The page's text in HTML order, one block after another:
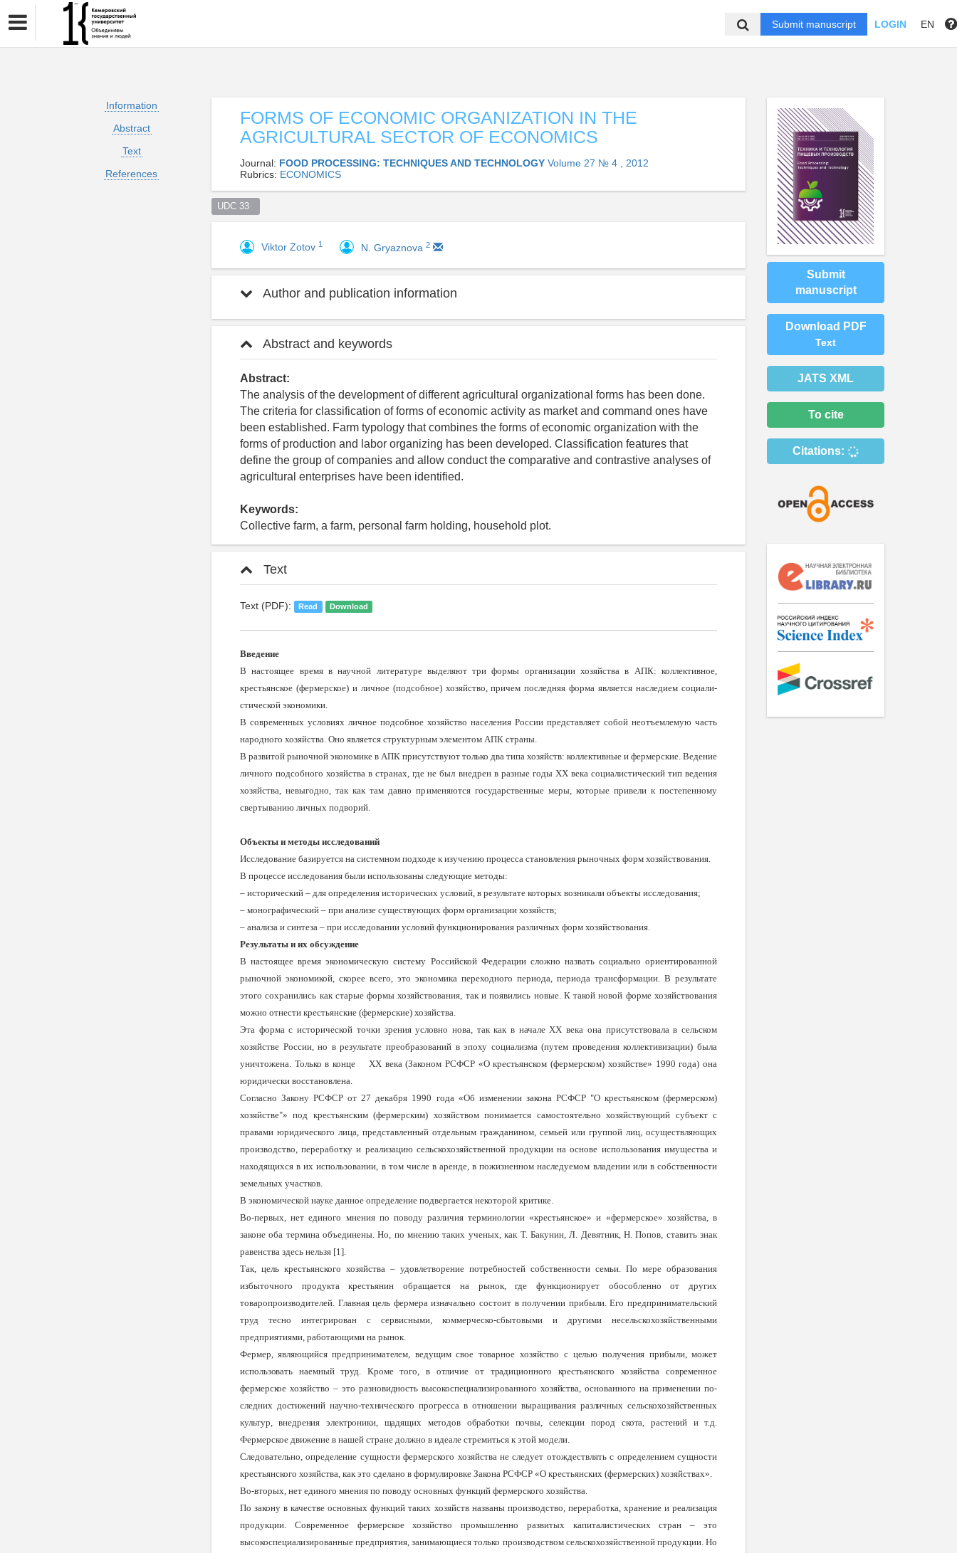
Submit manuscript LOGIN EN
Information
Abstract
Text
References
FORMS OF ECONOMIC ORGANIZATION IN THE
AGRICULTURAL SECTOR OF ECONOMICS
Journal: FOOD PROCESSING: TECHNIQUES AND TECHNOLOGY Volume 27 № 4 , 2012
Rubrics: ECONOMICS
UDC 33
Viktor Zotov 1 N. Gryaznova 2
Author and publication information
Abstract and keywords
Abstract:
The analysis of the development of different agricultural organizational forms has been done.
The criteria for classification of forms of economic activity as market and command ones have
been established. Farm typology that combines the forms of economic organization with the
forms of production and labor organizing has been developed. Classification features that
define the group of companies and allow conduct the comparative and contrastive analyses of
agricultural enterprises have been identified.
Keywords:
Collective farm, a farm, personal farm holding, household plot.
Text
Text (PDF): Read Download
Введение
В настоящее время в научной литературе выде­ляют три формы организации хозяйства в АПК: кол­лективное,
крестьянское (фермерское) и личное (подсобное) хозяйство, причем последняя форма яв­ляется наследием социали­
стической экономики.
В современных условиях личное подсобное хо­зяйство населения России представляет собой неотъ­емлемую часть
народного хозяйства. Оно является структурным элементом АПК страны.
В развитой рыночной экономике в АПК присут­ствуют только два типа хозяйств: коллективные и фермерские. Ведение
личного подсобного хозяйства в странах, где не был внедрен в разные годы ХХ века социалистический тип ведения
хозяйства, невы­годно, так как там давно применяются государствен­ные меры, которые привели к постепен­ному
сверты­ванию личных подворий.
Объекты и методы исследований
Исследование базируется на системном подходе к изучению процесса становления рыночных форм хо­зяйство­вания.
В процессе исследования были использованы следующие методы:
– исторический – для определения исторических условий, в результате которых возникали объекты исследова­ния;
– монографический – при анализе существующих форм организации хозяйств;
– анализа и синтеза – при исследовании условий функционирования различных форм хозяйствования.
Результаты и их обсуждение
В настоящее время экономическую систему Рос­сийской Федерации сложно назвать социально ори­ентированной
рыночной экономикой, скорее всего, это экономика переходного периода, периода транс­формации. В результате
этого сохранились как ста­рые формы хозяйствования, так и появились новые. К такой новой форме хозяйствования
можно отнести крестьянские (фермерские) хозяйства.
Эта форма с исторической точки зрения условно нова, так как в начале ХХ века она присутствовала в сельском
хозяйстве России, но в результате преобра­зований в эпоху социализма (путем проведения кол­лективизации) была
уничтожена. Только в конце ХХ века (Законом РСФСР «О крестьянском (фермер­ском) хозяйстве» 1990 года) она
юридически восста­новлена.
Согласно Закону РСФСР от 27 декабря 1990 года «Об изменении закона РСФСР "О крестьянском (фермерском)
хозяйстве"» под крестьянским (фер­мерским) хозяйством понимается самостоятельно хозяйствующий субъект с
правами юридического лица, представленный отдельным гражданином, семьей или группой лиц, осуществляющих
произ­водство, переработку и реализацию сельскохозяйст­венной продукции на основе использования имуще­ства и
находящихся в их использовании, в том числе в аренде, в пожизненном наследуемом владении или в собственности
земельных участков.
В экономической науке данное определение под­вергается некоторой критике.
Во-первых, нет единого мнения по поводу разли­чия терминологии «крестьянское» и «фермерское» хозяйства, в
законе оба термина объединены. Но, по мнению таких ученых, как Т. Бакунин, Л. Девятник, Н. Попов, ставить знак
равенства здесь нельзя [1].
Так, цель крестьянского хозяйства – удовлетво­рение потребностей собственности семьи. По мере образования
избыточного продукта крестьянин об­ращается на рынок, где функционирует обособленно от других
товаропроизводи­телей. Главная цель фер­мера изначально состоит в получении прибыли. Его предпринимательский
труд тесно интегрирован с сервисными, коммерческо-сбытовыми и другими не­сельскохозяйственными
предприятиями, работаю­щими на рынок.
Фермер, являющийся предпринимателем, веду­щим свое товарное хозяйство с целью получения прибыли, может
использовать наемный труд. Кроме того, в отличие от традиционного крестьянского хозяйства современное
фермерское хозяйство – это разновидность высокоспециализиро­ванного хозяйства, основанного на применении по­
следних достижений научно-технического прогресса в отношении выращивания различных сельскохозяй­ственных
культур, внедрения электроники, щадящих методов обработки почвы, селекции пород скота, растений и т.д.
Фермерское движение в нашей стране должно в идеале стремиться к этой модели.
Следовательно, определение сущности фермер­ского хозяйства не следует отождествлять с опреде­лением сущности
крестьянского хозяйства, как это сделано в формулировке Закона РСФСР «О кресть­янских (фермерских) хозяйствах».
Во-вторых, нет единого мнения по поводу основ­ных функций фермерского хозяйства.
По закону в качестве основных функций таких хозяйств названы производство, переработка, хране­ние и реализация
продукции. Современное фермер­ское хозяйство промышленно развитых капитали­стических стран – это
высокоспециализированные предприятия, занимающиеся только производством сельскохозяйственной продукции. Но
Submit
manuscript
Download PDF
Text
JATS XML
To cite
Citations: